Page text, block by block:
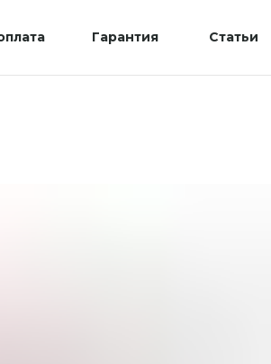
Гарантия Статьи